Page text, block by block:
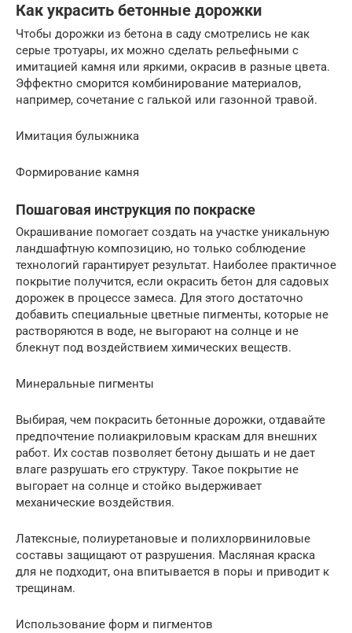
Как украсить бетонные дорожки
Чтобы дорожки из бетона в саду смотрелись не как
серые тротуары, их можно сделать рельефными с
имитацией камня или яркими, окрасив в разные цвета.
Эффектно сморится комбинирование материалов,
например, сочетание с галькой или газонной травой.
Имитация булыжника
Формирование камня
Пошаговая инструкция по покраске
Окрашивание помогает создать на участке уникальную
ландшафтную композицию, но только соблюдение
технологий гарантирует результат. Наиболее практичное
покрытие получится, если окрасить бетон для садовых
дорожек в процессе замеса. Для этого достаточно
добавить специальные цветные пигменты, которые не
растворяются в воде, не выгорают на солнце и не
блекнут под воздействием химических веществ.
Минеральные пигменты
Выбирая, чем покрасить бетонные дорожки, отдавайте
предпочтение полиакриловым краскам для внешних
работ. Их состав позволяет бетону дышать и не дает
влаге разрушать его структуру. Такое покрытие не
выгорает на солнце и стойко выдерживает
механические воздействия.
Латексные, полиуретановые и полихлорвиниловые
составы защищают от разрушения. Масляная краска
для не подходит, она впитывается в поры и приводит к
трещинам.
Использование форм и пигментов